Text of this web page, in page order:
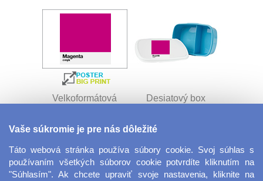
Velkoformátová
Desiatový box
Vaše súkromie je pre nás dôležité
Táto webová stránka používa súbory cookie. Svoj súhlas s
používaním všetkých súborov cookie potvrdíte kliknutím na
"Súhlasím". Ak chcete upraviť svoje nastavenia, kliknite na